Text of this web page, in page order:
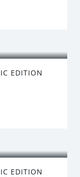
EDITION
EDITION